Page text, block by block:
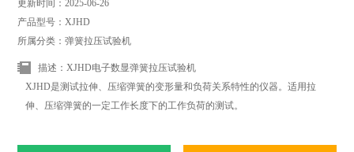
更新时间：2025-06-26
产品型号：XJHD
所属分类：弹簧拉压试验机
描述：XJHD电子数显弹簧拉压试验机
XJHD是测试拉伸、压缩弹簧的变形量和负荷关系特性的仪器。适用拉
伸、压缩弹簧的一定工作长度下的工作负荷的测试。